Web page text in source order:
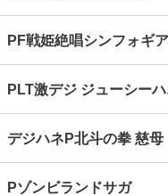
PF戦姫絶唱シンフォギ
PLT激デジ ジューシー
デジハネP北斗の拳 慈母
Pゾンビランドサガ